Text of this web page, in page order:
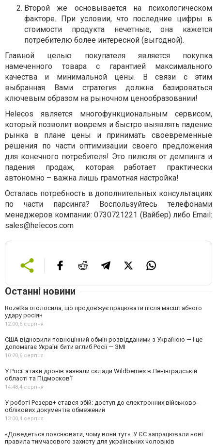
Второй же основывается на психологическом
факторе. При условии, что последние цифры в
стоимости продукта нечетные, она кажется
потребителю более интересной (выгодной).
Главной целью покупателя является покупка
намеченного товара с гарантией максимального
качества и минимальной цены. В связи с этим
выбранная Вами стратегия должна базироваться
ключевым образом на рыночном ценообразовании!
Helecos является многофункциональным сервисом,
который позволит вовремя и быстро выявлять падение
рынка в плане цены и принимать своевременные
решения по части оптимизации своего предложения
для конечного потребителя! Это пилюля от демпинга и
падения продаж, которая работает практически
автономно – важна лишь грамотная настройка!
Осталась потребность в дополнительных консультациях
по части парсинга? Воспользуйтесь телефонами
менеджеров компании: 0730721221 (Вайбер) либо Email:
sales@helecos.com
Останні новини
Rozetka оголосила, що продовжує працювати після масштабного
удару росіян
12:00, 6 серпня
США відновили повноцінний обмін розвідданими з Україною — і це
допомагає Україні бити вглиб Росії — ЗМІ
10:20, 6 серпня
У Росії атаки дронів зазнали склади Wildberries в Ленінградській
області та Підмосков’ї
14:48, 4 серпня
У роботі Резерв+ стався збій: доступ до електронних військово-
облікових документів обмежений
13:00, 4 серпня
«Доведеться пояснювати, чому вони тут». У ЄС запрацювали нові
правила тимчасового захисту для українських чоловіків